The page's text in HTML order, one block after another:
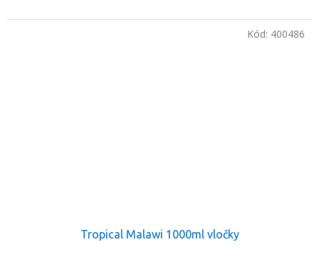
Tropical Malawi 1000ml vločky
Kód: 400486